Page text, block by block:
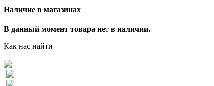
Наличие в магазинах
В данный момент товара нет в наличии.
Как нас найти